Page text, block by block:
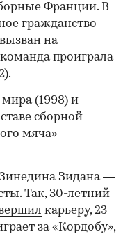
Франции. В
гражданство
на
проиграла
(1998) и
сборной
мяча»
Зидана —
Так, 30-летний
карьеру, 23-
за «Кордобу»,